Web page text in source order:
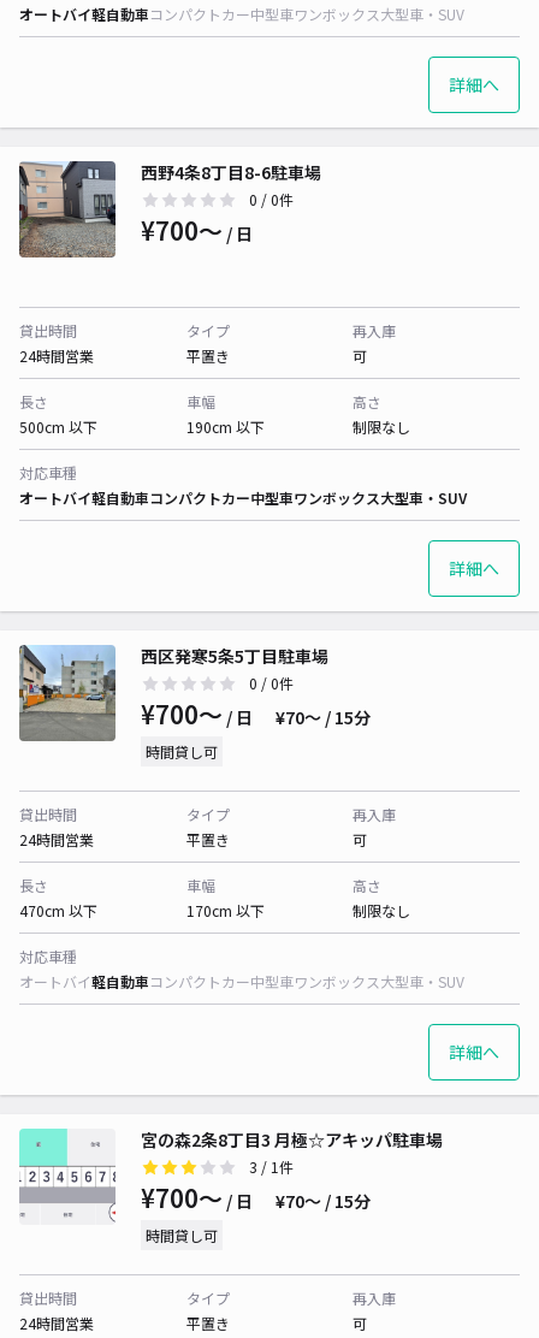
オートバイ軽自動車コンパクトカー中型車ワンボックス大型車・SUV
詳細へ
西野4条8丁目8-6駐車場
0 / 0件
¥700〜 / 日
貸出時間
24時間営業
タイプ
平置き
再入庫
可
長さ
500cm 以下
車幅
190cm 以下
高さ
制限なし
対応車種
オートバイ軽自動車コンパクトカー中型車ワンボックス大型車・SUV
詳細へ
西区発寒5条5丁目駐車場
0 / 0件
¥700〜 / 日 ¥70〜 / 15分
時間貸し可
貸出時間
24時間営業
タイプ
平置き
再入庫
可
長さ
470cm 以下
車幅
170cm 以下
高さ
制限なし
対応車種
オートバイ軽自動車コンパクトカー中型車ワンボックス大型車・SUV
詳細へ
宮の森2条8丁目3 月極☆アキッパ駐車場
3 / 1件
¥700〜 / 日 ¥70〜 / 15分
時間貸し可
貸出時間
24時間営業
タイプ
平置き
再入庫
可